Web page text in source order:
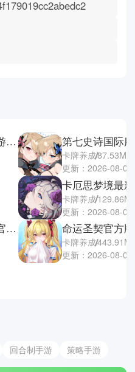
人生重开模拟器游戏手机版
三国志幻想大陆官方正版
第七史诗国际服
卡牌养成87.53M
更新：2026-08-07
卡厄思梦境最
卡牌养成129.86M
更新：2026-08-07
命运圣契官方版
卡牌养成443.91M
更新：2026-08-06
回合制手游 策略手游